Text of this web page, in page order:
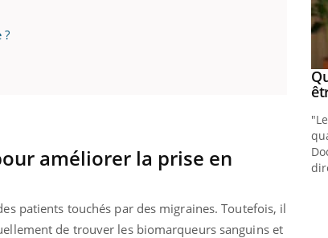
?
améliorer la prise en
patients touchés par des migraines. Toutefois, il
de trouver les biomarqueurs sanguins et
bilan de
Youtube
épisode, une ...